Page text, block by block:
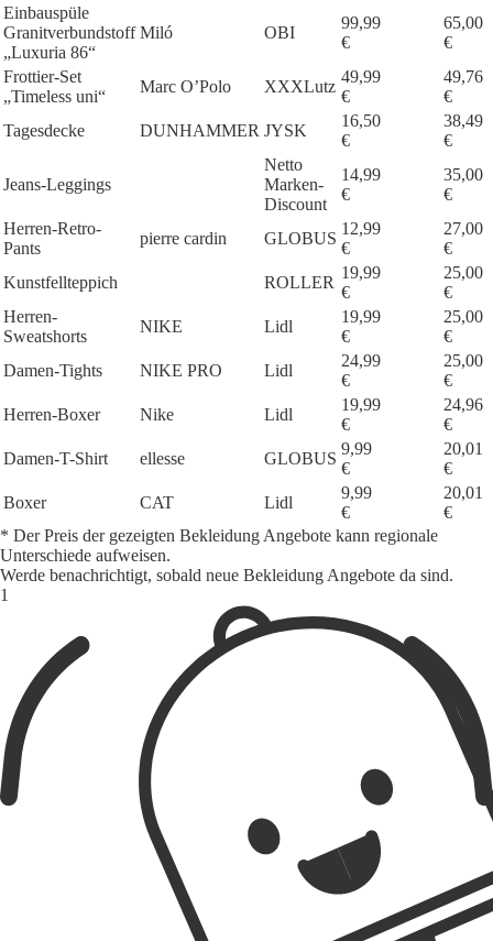
Einbauspüle
Granitverbundstoff
„Luxuria 86“
Miló OBI
99,99
€
65,00
€
Frottier-Set
„Timeless uni“
Marc O’Polo XXXLutz
49,99
€
49,76
€
Tagesdecke
DUNHAMMER JYSK
16,50
€
38,49
€
Jeans-Leggings
Netto
Marken-
Discount
14,99
€
35,00
€
Herren-Retro-
Pants
pierre cardin GLOBUS
12,99
€
27,00
€
Kunstfellteppich
ROLLER
19,99
€
25,00
€
Herren-
Sweatshorts
NIKE Lidl
19,99
€
25,00
€
Damen-Tights
NIKE PRO Lidl
24,99
€
25,00
€
Herren-Boxer
Nike Lidl
19,99
€
24,96
€
Damen-T-Shirt
ellesse GLOBUS
9,99
€
20,01
€
Boxer
CAT Lidl
9,99
€
20,01
€
* Der Preis der gezeigten Bekleidung Angebote kann regionale
Unterschiede aufweisen.
Werde benachrichtigt, sobald neue Bekleidung Angebote da sind.